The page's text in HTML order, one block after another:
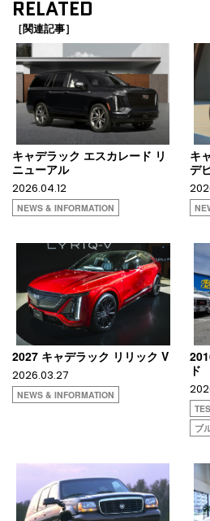
RELATED
［関連記事］
キャデラック エスカレード リ
ニューアル
2026.04.12
NEWS & INFORMATION
キ
デ
2027 キャデラック リリック V
2026.03.27
NEWS & INFORMATION
ド
ブ